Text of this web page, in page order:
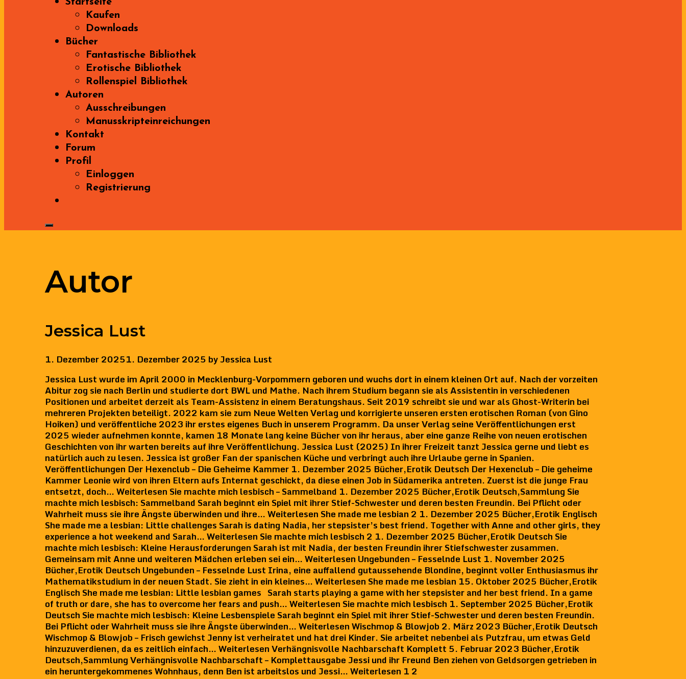
Startseite
Kaufen
Downloads
Bücher
Fantastische Bibliothek
Erotische Bibliothek
Rollenspiel Bibliothek
Autoren
Ausschreibungen
Manusskripteinreichungen
Kontakt
Forum
Profil
Einloggen
Registrierung
Autor
Jessica Lust
1. Dezember 20251. Dezember 2025 byJessica Lust
Jessica Lust wurde im April 2000 in Mecklenburg-Vorpommern geboren und wuchs dort in einem kleinen Ort auf. Nach der vorzeiten
Abitur zog sie nach Berlin und studierte dort BWL und Mathe. Nach ihrem Studium begann sie als Assistentin in verschiedenen
Positionen und arbeitet derzeit als Team-Assistenz in einem Beratungshaus. Seit 2019 schreibt sie und war als Ghost-Writerin bei
mehreren Projekten beteiligt. 2022 kam sie zum Neue Welten Verlag und korrigierte unseren ersten erotischen Roman (von Gino
Hoiken) und veröffentliche 2023 ihr erstes eigenes Buch in unserem Programm. Da unser Verlag seine Veröffentlichungen erst
2025 wieder aufnehmen konnte, kamen 18 Monate lang keine Bücher von ihr heraus, aber eine ganze Reihe von neuen erotischen
Geschichten von ihr warten bereits auf ihre Veröffentlichung. Jessica Lust (2025) In ihrer Freizeit tanzt Jessica gerne und liebt es
natürlich auch zu lesen. Jessica ist großer Fan der spanischen Küche und verbringt auch ihre Urlaube gerne in Spanien.
Veröffentlichungen Der Hexenclub – Die Geheime Kammer 1. Dezember 2025 Bücher,Erotik Deutsch Der Hexenclub – Die geheime
Kammer Leonie wird von ihren Eltern aufs Internat geschickt, da diese einen Job in Südamerika antreten. Zuerst ist die junge Frau
entsetzt, doch… Weiterlesen Sie machte mich lesbisch – Sammelband 1. Dezember 2025 Bücher,Erotik Deutsch,Sammlung Sie
machte mich lesbisch: Sammelband Sarah beginnt ein Spiel mit ihrer Stief-Schwester und deren besten Freundin. Bei Pflicht oder
Wahrheit muss sie ihre Ängste überwinden und ihre… Weiterlesen She made me lesbian 2 1. Dezember 2025 Bücher,Erotik Englisch
She made me a lesbian: Little challenges Sarah is dating Nadia, her stepsister’s best friend. Together with Anne and other girls, they
experience a hot weekend and Sarah… Weiterlesen Sie machte mich lesbisch 2 1. Dezember 2025 Bücher,Erotik Deutsch Sie
machte mich lesbisch: Kleine Herausforderungen Sarah ist mit Nadia, der besten Freundin ihrer Stiefschwester zusammen.
Gemeinsam mit Anne und weiteren Mädchen erleben sei ein… Weiterlesen Ungebunden – Fesselnde Lust 1. November 2025
Bücher,Erotik Deutsch Ungebunden – Fesselnde Lust Irina, eine auffallend gutaussehende Blondine, beginnt voller Enthusiasmus ihr
Mathematikstudium in der neuen Stadt. Sie zieht in ein kleines… Weiterlesen She made me lesbian 15. Oktober 2025 Bücher,Erotik
Englisch She made me lesbian: Little lesbian games Sarah starts playing a game with her stepsister and her best friend. In a game
of truth or dare, she has to overcome her fears and push… Weiterlesen Sie machte mich lesbisch 1. September 2025 Bücher,Erotik
Deutsch Sie machte mich lesbisch: Kleine Lesbenspiele Sarah beginnt ein Spiel mit ihrer Stief-Schwester und deren besten Freundin.
Bei Pflicht oder Wahrheit muss sie ihre Ängste überwinden… Weiterlesen Wischmop & Blowjob 2. März 2023 Bücher,Erotik Deutsch
Wischmop & Blowjob – Frisch gewichst Jenny ist verheiratet und hat drei Kinder. Sie arbeitet nebenbei als Putzfrau, um etwas Geld
hinzuzuverdienen, da es zeitlich einfach… Weiterlesen Verhängnisvolle Nachbarschaft Komplett 5. Februar 2023 Bücher,Erotik
Deutsch,Sammlung Verhängnisvolle Nachbarschaft – Komplettausgabe Jessi und ihr Freund Ben ziehen von Geldsorgen getrieben in
ein heruntergekommenes Wohnhaus, denn Ben ist arbeitslos und Jessi… Weiterlesen 1 2